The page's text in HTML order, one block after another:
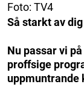
Foto: TV4
Så starkt av
Nu passar vi
proffsige
uppmuntrande